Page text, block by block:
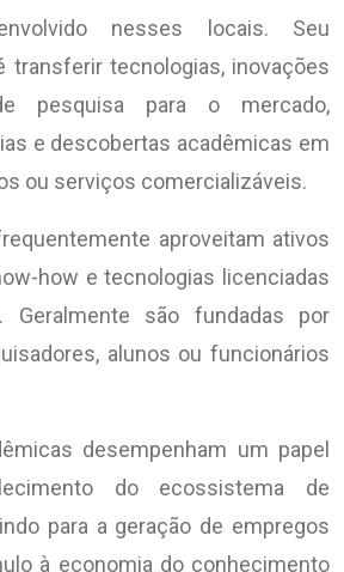
nesses locais. Seu
transferir tecnologias, inovações
pesquisa para o mercado,
e descobertas acadêmicas em
ou serviços comercializáveis.
aproveitam ativos
how e tecnologias licenciadas
Geralmente são fundadas por
alunos ou funcionários
desempenham um papel
do ecossistema de
para a geração de empregos
à economia do conhecimento